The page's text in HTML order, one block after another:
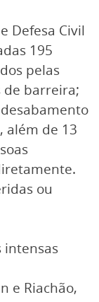
Defesa Civil
195
pelas
de barreira;
além de 13
ou
intensas
e Riachão,